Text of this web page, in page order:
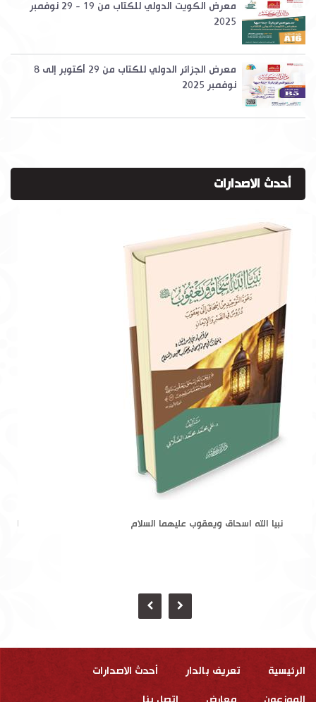
معرض الكويت الدولي للكتاب من 19 - 29 نوفمبر
2025
معرض الجزائر الدولي للكتاب من 29 أكتوبر إلى 8
نوفمبر 2025
أحدث الاصدارات
نبيا الله اسحاق ويعقوب عليهما السلام
الرئيسية تعريف بالدار أحدث الاصدارات
الموزعون معارض إتصل بنا